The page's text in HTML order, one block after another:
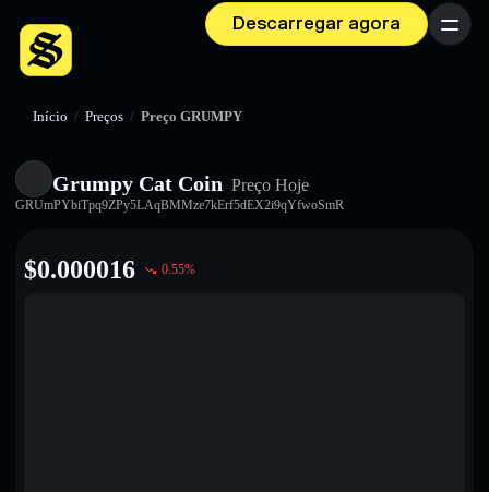
Descarregar agora Menu
Início / Preços / Preço GRUMPY
Grumpy Cat Coin Preço Hoje
GRUmPYbiTpq9ZPy5LAqBMMze7kErf5dEX2i9qYfwoSmR
$0.000016 0.55%